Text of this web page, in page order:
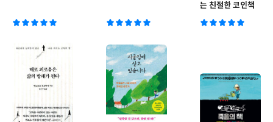
는 친절한 코인책